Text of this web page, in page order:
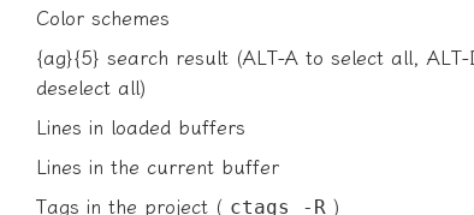
Color schemes
{ag}{5} search result (ALT-A to select all,
deselect all)
Lines in loaded buffers
Lines in the current buffer
Tags in the project ( ctags -R )